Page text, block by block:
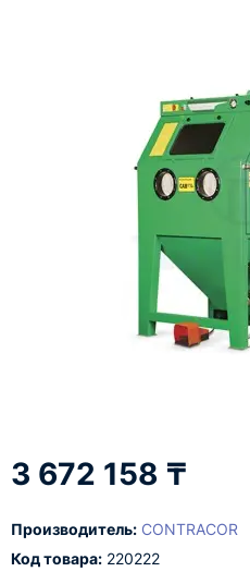
3 672 158 ₸
Производитель: CONTRACOR
Код товара: 220222